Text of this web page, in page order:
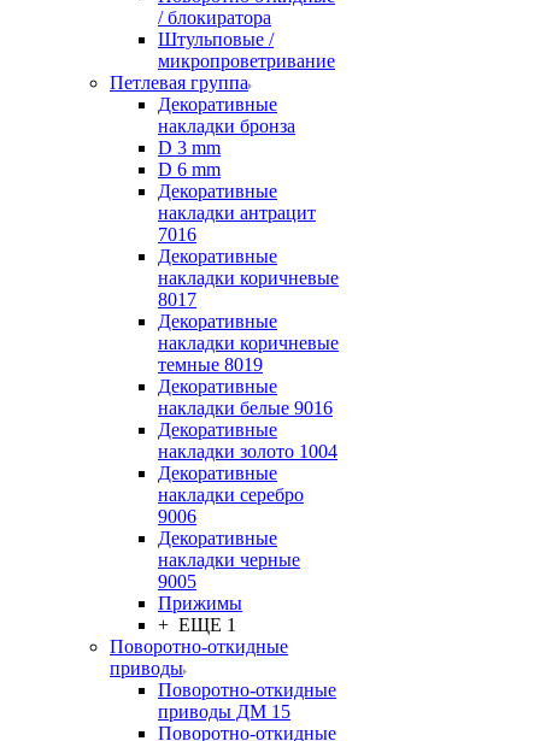
/ блокиратора
Штульповые /
микропроветривание
Петлевая группа
Декоративные
накладки бронза
D 3 mm
D 6 mm
Декоративные
накладки антрацит
7016
Декоративные
накладки коричневые
8017
Декоративные
накладки коричневые
темные 8019
Декоративные
накладки белые 9016
Декоративные
накладки золото 1004
Декоративные
накладки серебро
9006
Декоративные
накладки черные
9005
Прижимы
+ ЕЩЕ 1
Поворотно-откидные
приводы
Поворотно-откидные
приводы ДМ 15
Поворотно-откидные